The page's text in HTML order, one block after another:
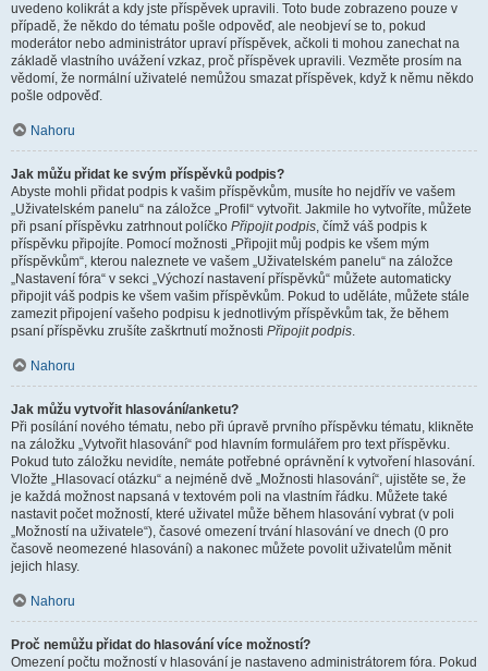
uvedeno kolikrát a kdy jste příspěvek upravili. Toto bude zobrazeno pouze v
případě, že někdo do tématu pošle odpověď, ale neobjeví se to, pokud
moderátor nebo administrátor upraví příspěvek, ačkoli ti mohou zanechat na
základě vlastního uvážení vzkaz, proč příspěvek upravili. Vezměte prosím na
vědomí, že normální uživatelé nemůžou smazat příspěvek, když k němu někdo
pošle odpověď.
Nahoru
Jak můžu přidat ke svým příspěvků podpis?
Abyste mohli přidat podpis k vašim příspěvkům, musíte ho nejdřív ve vašem
„Uživatelském panelu“ na záložce „Profil“ vytvořit. Jakmile ho vytvoříte, můžete
při psaní příspěvku zatrhnout políčko Připojit podpis, čímž váš podpis k
příspěvku připojíte. Pomocí možnosti „Připojit můj podpis ke všem mým
příspěvkům“, kterou naleznete ve vašem „Uživatelském panelu“ na záložce
„Nastavení fóra“ v sekci „Výchozí nastavení příspěvků“ můžete automaticky
připojit váš podpis ke všem vašim příspěvkům. Pokud to uděláte, můžete stále
zamezit připojení vašeho podpisu k jednotlivým příspěvkům tak, že během
psaní příspěvku zrušíte zaškrtnutí možnosti Připojit podpis.
Nahoru
Jak můžu vytvořit hlasování/anketu?
Při posílání nového tématu, nebo při úpravě prvního příspěvku tématu, klikněte
na záložku „Vytvořit hlasování“ pod hlavním formulářem pro text příspěvku.
Pokud tuto záložku nevidíte, nemáte potřebné oprávnění k vytvoření hlasování.
Vložte „Hlasovací otázku“ a nejméně dvě „Možnosti hlasování“, ujistěte se, že
je každá možnost napsaná v textovém poli na vlastním řádku. Můžete také
nastavit počet možností, které uživatel může během hlasování vybrat (v poli
„Možností na uživatele“), časové omezení trvání hlasování ve dnech (0 pro
časově neomezené hlasování) a nakonec můžete povolit uživatelům měnit
jejich hlasy.
Nahoru
Proč nemůžu přidat do hlasování více možností?
Omezení počtu možností v hlasování je nastaveno administrátorem fóra. Pokud